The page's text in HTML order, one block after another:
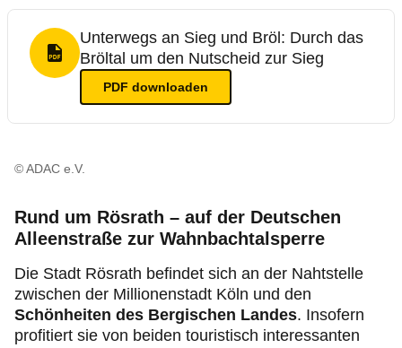
PDF Format
Unterwegs an Sieg und Bröl: Durch das
Bröltal um den Nutscheid zur Sieg
PDF downloaden
© ADAC e.V.
Rund um Rösrath – auf der Deutschen
Alleenstraße zur Wahnbachtalsperre
Die Stadt Rösrath befindet sich an der Nahtstelle
zwischen der Millionenstadt Köln und den
Schönheiten des Bergischen Landes. Insofern
profitiert sie von beiden touristisch interessanten